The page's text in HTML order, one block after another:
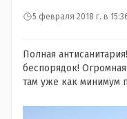
5 февраля 2018 г. в
Полная
беспорядок!
там уже как минимум